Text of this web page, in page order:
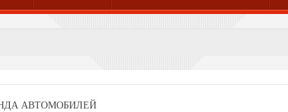
АВТОМОБИЛЕЙ